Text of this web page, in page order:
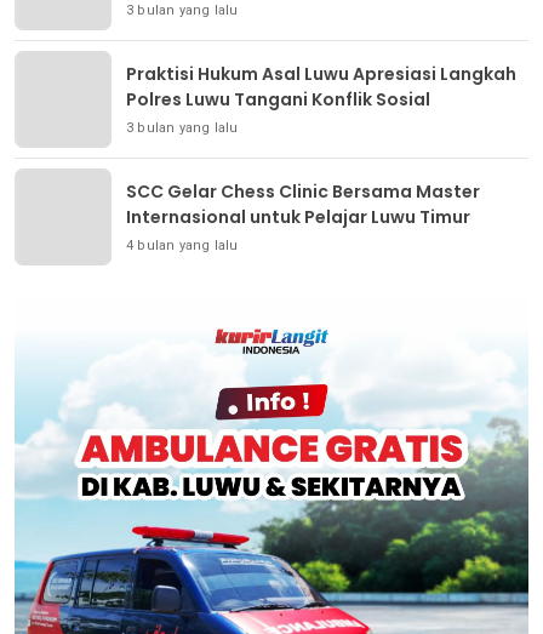
3 bulan yang lalu
Praktisi Hukum Asal Luwu Apresiasi Langkah
Polres Luwu Tangani Konflik Sosial
3 bulan yang lalu
SCC Gelar Chess Clinic Bersama Master
Internasional untuk Pelajar Luwu Timur
4 bulan yang lalu